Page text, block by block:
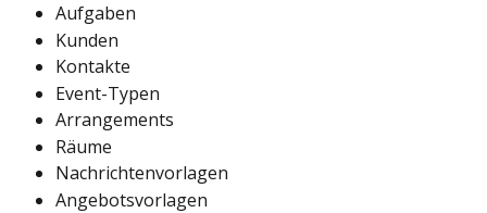
Aufgaben
Kunden
Kontakte
Event-Typen
Arrangements
Räume
Nachrichtenvorlagen
Angebotsvorlagen